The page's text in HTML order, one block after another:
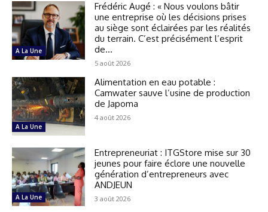
A La Une
Frédéric Augé : « Nous voulons bâtir
une entreprise où les décisions prises
au siège sont éclairées par les réalités
du terrain. C’est précisément l’esprit
de...
5 août 2026
A La Une
Alimentation en eau potable :
Camwater sauve l’usine de production
de Japoma
4 août 2026
A La Une
Entrepreneuriat : ITGStore mise sur 30
jeunes pour faire éclore une nouvelle
génération d’entrepreneurs avec
ANDJEUN
3 août 2026